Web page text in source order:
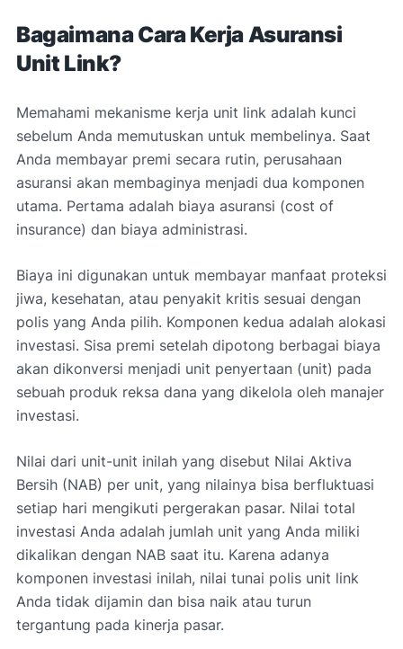
Bagaimana Cara Kerja Asuransi
Unit Link?
Memahami mekanisme kerja unit link adalah kunci
sebelum Anda memutuskan untuk membelinya. Saat
Anda membayar premi secara rutin, perusahaan
asuransi akan membaginya menjadi dua komponen
utama. Pertama adalah biaya asuransi (cost of
insurance) dan biaya administrasi.
Biaya ini digunakan untuk membayar manfaat proteksi
jiwa, kesehatan, atau penyakit kritis sesuai dengan
polis yang Anda pilih. Komponen kedua adalah alokasi
investasi. Sisa premi setelah dipotong berbagai biaya
akan dikonversi menjadi unit penyertaan (unit) pada
sebuah produk reksa dana yang dikelola oleh manajer
investasi.
Nilai dari unit-unit inilah yang disebut Nilai Aktiva
Bersih (NAB) per unit, yang nilainya bisa berfluktuasi
setiap hari mengikuti pergerakan pasar. Nilai total
investasi Anda adalah jumlah unit yang Anda miliki
dikalikan dengan NAB saat itu. Karena adanya
komponen investasi inilah, nilai tunai polis unit link
Anda tidak dijamin dan bisa naik atau turun
tergantung pada kinerja pasar.